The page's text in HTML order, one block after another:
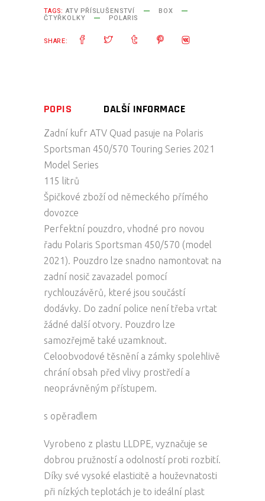
quantity
TAGS: ATV PŘÍSLUŠENSTVÍ BOX
ČTYŘKOLKY POLARIS
SHARE:
POPIS DALŠÍ INFORMACE
Zadní kufr ATV Quad pasuje na Polaris
Sportsman 450/570 Touring Series 2021
Model Series
115 litrů
Špičkové zboží od německého přímého
dovozce
Perfektní pouzdro, vhodné pro novou
řadu Polaris Sportsman 450/570 (model
2021). Pouzdro lze snadno namontovat na
zadní nosič zavazadel pomocí
rychlouzávěrů, které jsou součástí
dodávky. Do zadní police není třeba vrtat
žádné další otvory. Pouzdro lze
samozřejmě také uzamknout.
Celoobvodové těsnění a zámky spolehlivě
chrání obsah před vlivy prostředí a
neoprávněným přístupem.
s opěradlem
Vyrobeno z plastu LLDPE, vyznačuje se
dobrou pružností a odolností proti rozbití.
Díky své vysoké elasticitě a houževnatosti
při nízkých teplotách je to ideální plast